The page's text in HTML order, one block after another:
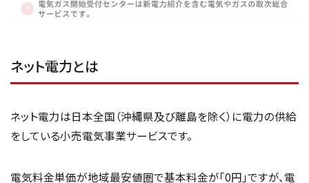
ネット電力とは
ネット電力は日本全国（沖縄県及び離島を除く）に電力の供給
をしている小売電気事業サービスです。
電気料金単価が地域最安値圏で基本料金が「0円」ですが、電